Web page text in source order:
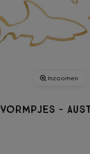
Inzoomen
-